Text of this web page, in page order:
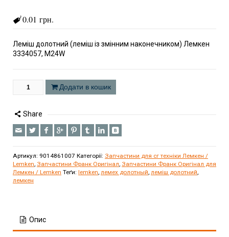
0.01 грн.
Леміш долотний (леміш із змінним наконечником) Лемкен
3334057, M24W
Додати в кошик
Share
Артикул: 9014861007 Категорії: Запчастини для сг техніки Лемкен /
Lemken, Запчастини Франк Оригінал, Запчастини Франк Оригінал для
Лемкен / Lemken Теґи: lemken, лемех долотный, леміш долотний,
лемкен
Опис